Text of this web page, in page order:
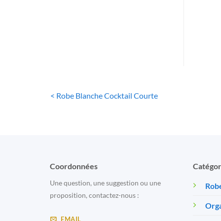
< Robe Blanche Cocktail Courte
Coordonnées
Une question, une suggestion ou une
proposition, contactez-nous :
EMAIL